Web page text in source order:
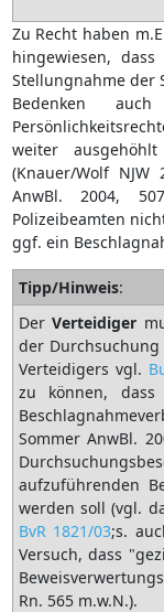
Zu Recht haben
hingewiesen,
Stellungnahme der
Bedenken
weiter
(Knauer/Wolf
AnwBl. 2004,
Polizeibeamten
ggf. ein
Tipp/Hinweis:
Der Verteidiger
der
Verteidigers vgl.
zu können,
Sommer AnwBl.
aufzuführenden
werden soll (vgl.
BvR 1821/03;s.
Versuch, dass
Rn. 565 m.w.N.).